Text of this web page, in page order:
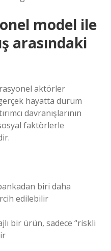
model ile
arasındaki
aktörler
hayatta durum
davranışlarının
faktörlerle
biri daha
edilebilir
bir ürün, sadece “riskli